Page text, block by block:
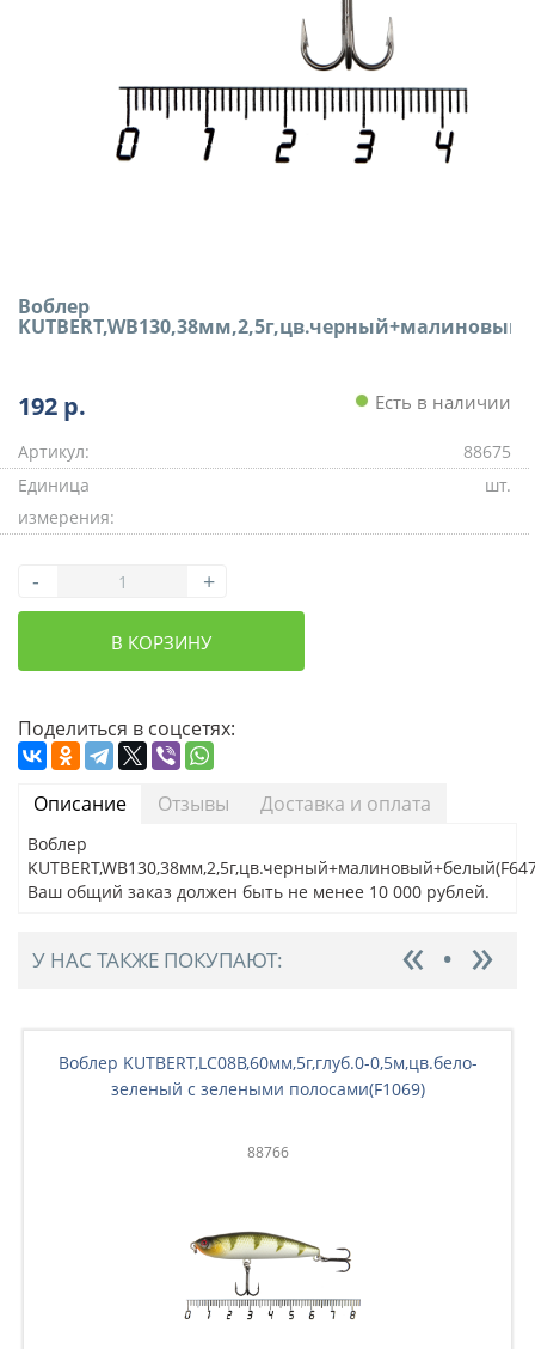
Воблер
192 р. Есть в наличии
Артикул:
88675
Единица
измерения:
шт.
- +
В КОРЗИНУ
Поделиться в соцсетях:
Описание Отзывы Доставка и оплата
Воблер
Ваш общий заказ должен быть не менее 10 000 рублей.
У НАС ТАКЖЕ ПОКУПАЮТ:
Воблер KUTBERT,LC08B,60мм,5г,глуб.0-0,5м,цв.бело-
зеленый с зелеными полосами(F1069)
88766